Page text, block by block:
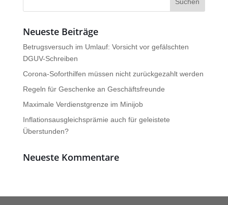
Neueste Beiträge
Betrugsversuch im Umlauf: Vorsicht vor gefälschten
DGUV-Schreiben
Corona-Soforthilfen müssen nicht zurückgezahlt werden
Regeln für Geschenke an Geschäftsfreunde
Maximale Verdienstgrenze im Minijob
Inflationsausgleichsprämie auch für geleistete
Überstunden?
Neueste Kommentare